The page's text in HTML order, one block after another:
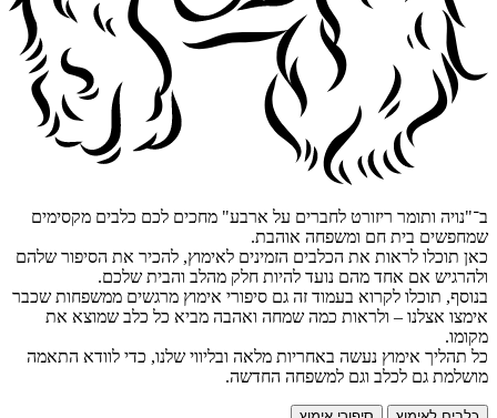
ב־"נויה ותומר ריזורט לחברים על ארבע" מחכים לכם כלבים מקסימים
שמחפשים בית חם ומשפחה אוהבת.
כאן תוכלו לראות את הכלבים הזמינים לאימוץ, להכיר את הסיפור שלהם
ולהרגיש אם אחד מהם נועד להיות חלק מהלב והבית שלכם.
בנוסף, תוכלו לקרוא בעמוד זה גם סיפורי אימוץ מרגשים ממשפחות שכבר
אימצו אצלנו – ולראות כמה שמחה ואהבה מביא כל כלב שמוצא את
מקומו.
כל תהליך אימוץ נעשה באחריות מלאה ובליווי שלנו, כדי לוודא התאמה
מושלמת גם לכלב וגם למשפחה החדשה.